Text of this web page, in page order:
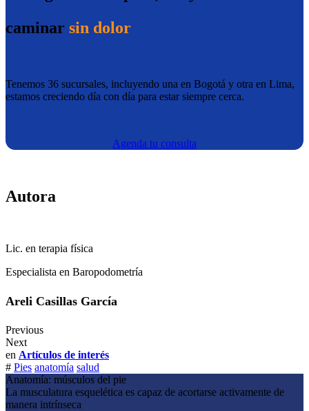
caminar sin dolor
Tenemos 36 sucursales, incluyendo una en Bogotá y otra en Lima,
estamos creciendo día con día para estar siempre cerca.
Agenda tu consulta
Autora
Lic. en terapia física
Especialista en Baropodometría
Areli Casillas García
Previous
Next
en Artículos de interés
# Pies anatomía salud
Anatomía: músculos del pie
La musculatura esquelética es capaz de acortarse activamente de
manera intrínseca